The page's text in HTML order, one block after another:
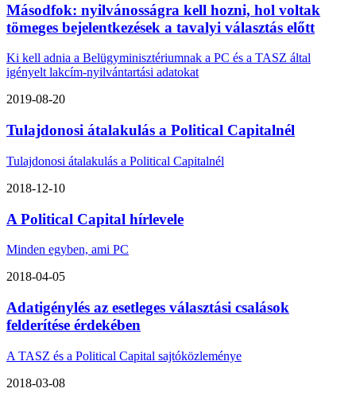
Másodfok: nyilvánosságra kell hozni, hol voltak
tömeges bejelentkezések a tavalyi választás előtt
Ki kell adnia a Belügyminisztériumnak a PC és a TASZ által
igényelt lakcím-nyilvántartási adatokat
2019-08-20
Tulajdonosi átalakulás a Political Capitalnél
Tulajdonosi átalakulás a Political Capitalnél
2018-12-10
A Political Capital hírlevele
Minden egyben, ami PC
2018-04-05
Adatigénylés az esetleges választási csalások
felderítése érdekében
A TASZ és a Political Capital sajtóközleménye
2018-03-08